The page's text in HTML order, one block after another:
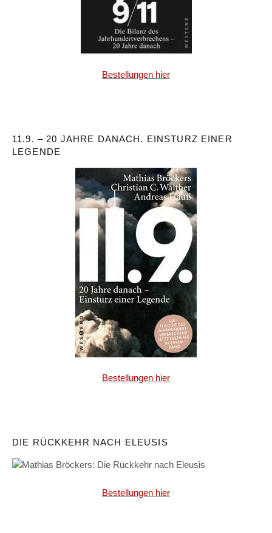
Bestellungen hier
11.9. – 20 JAHRE DANACH. EINSTURZ EINER
LEGENDE
Bestellungen hier
DIE RÜCKKEHR NACH ELEUSIS
Bestellungen hier